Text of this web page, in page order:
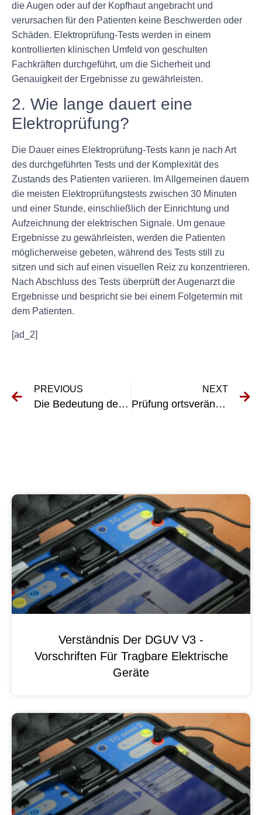
die Augen oder auf der Kopfhaut angebracht und
verursachen für den Patienten keine Beschwerden oder
Schäden. Elektroprüfung-Tests werden in einem
kontrollierten klinischen Umfeld von geschulten
Fachkräften durchgeführt, um die Sicherheit und
Genauigkeit der Ergebnisse zu gewährleisten.
2. Wie lange dauert eine
Elektroprüfung?
Die Dauer eines Elektroprüfung-Tests kann je nach Art
des durchgeführten Tests und der Komplexität des
Zustands des Patienten variieren. Im Allgemeinen dauern
die meisten Elektroprüfungstests zwischen 30 Minuten
und einer Stunde, einschließlich der Einrichtung und
Aufzeichnung der elektrischen Signale. Um genaue
Ergebnisse zu gewährleisten, werden die Patienten
möglicherweise gebeten, während des Tests still zu
sitzen und sich auf einen visuellen Reiz zu konzentrieren.
Nach Abschluss des Tests überprüft der Augenarzt die
Ergebnisse und bespricht sie bei einem Folgetermin mit
dem Patienten.
[ad_2]
PREVIOUS
Die Bedeutung der Prüfung elektrischer Anlagen in der Tiermedizin
NEXT
Prüfung ortsveränderlicher Geräte in der Tiermedizin: Was Sie wissen müssen
Verständnis Der DGUV V3 -
Vorschriften Für Tragbare Elektrische
Geräte